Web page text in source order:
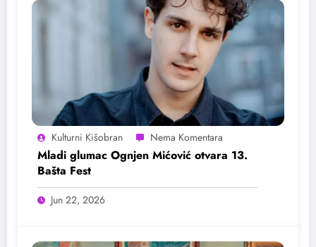
Kulturni Kišobran
Mladi glumac Ognjen Mićović otvara 13.
Bašta Fest
Jun 22, 2026